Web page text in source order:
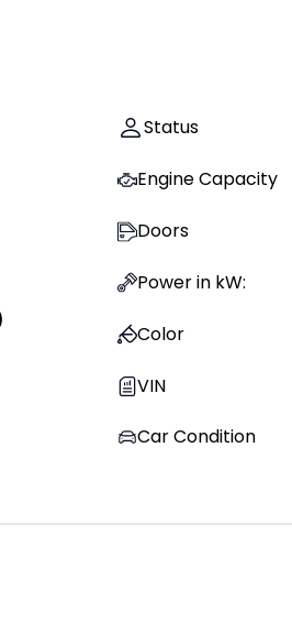
Status
Engine Capacity
Doors
Power in kW:
Color
VIN
Car Condition